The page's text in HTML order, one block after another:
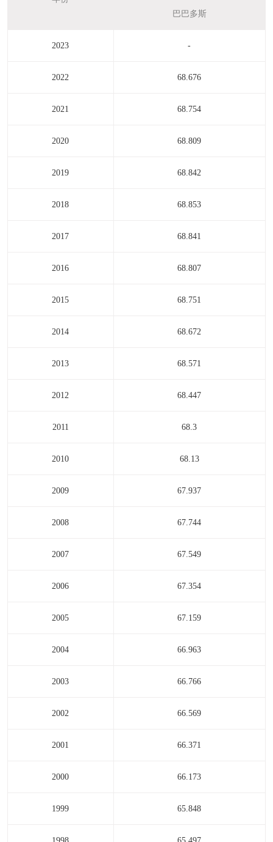
巴巴多斯
2023 -
2022 68.676
2021 68.754
2020 68.809
2019 68.842
2018 68.853
2017 68.841
2016 68.807
2015 68.751
2014 68.672
2013 68.571
2012 68.447
2011 68.3
2010 68.13
2009 67.937
2008 67.744
2007 67.549
2006 67.354
2005 67.159
2004 66.963
2003 66.766
2002 66.569
2001 66.371
2000 66.173
1999 65.848